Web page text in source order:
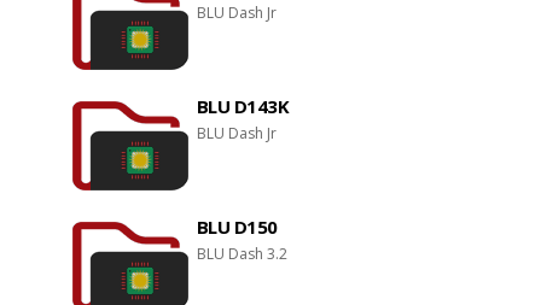
BLU Dash Jr
BLU D143K
BLU Dash Jr
BLU D150
BLU Dash 3.2